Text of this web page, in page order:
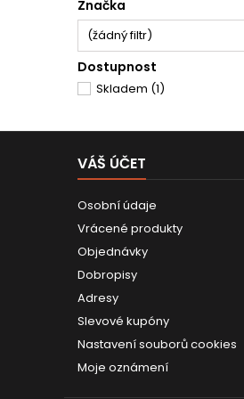
Značka
(žádný filtr)
Dostupnost
Skladem (1)
VÁŠ ÚČET
Osobní údaje
Vrácené produkty
Objednávky
Dobropisy
Adresy
Slevové kupóny
Nastavení souborů cookies
Moje oznámení